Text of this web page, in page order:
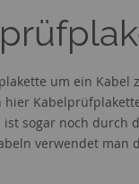
um ein
hier
ist sogar noch durch
verwendet